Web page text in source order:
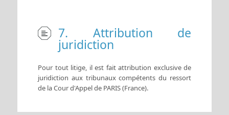
7. Attribution de
juridiction
Pour tout litige, il est fait attribution exclusive de
juridiction aux tribunaux compétents du ressort
de la Cour d'Appel de PARIS (France).